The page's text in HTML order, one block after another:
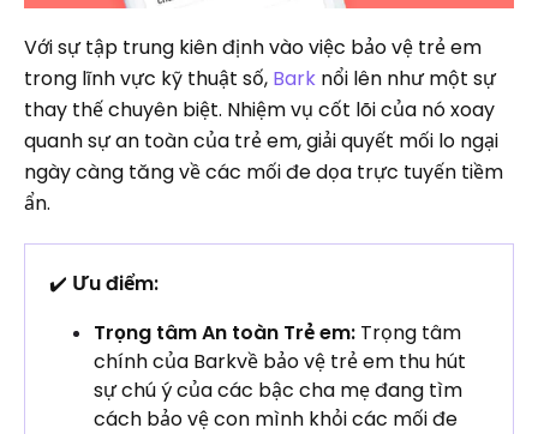
Với sự tập trung kiên định vào việc bảo vệ trẻ em
trong lĩnh vực kỹ thuật số, Bark nổi lên như một sự
thay thế chuyên biệt. Nhiệm vụ cốt lõi của nó xoay
quanh sự an toàn của trẻ em, giải quyết mối lo ngại
ngày càng tăng về các mối đe dọa trực tuyến tiềm
ẩn.
✔️ Ưu điểm:
Trọng tâm An toàn Trẻ em: Trọng tâm
chính của Barkvề bảo vệ trẻ em thu hút
sự chú ý của các bậc cha mẹ đang tìm
cách bảo vệ con mình khỏi các mối đe